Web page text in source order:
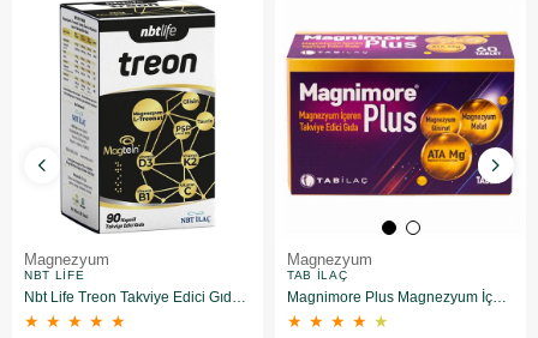
Magnezyum
NBT LIFE
Nbt Life Treon Takviye Edici Gıda 90 Kapsül
★ ★ ★ ★ ★
Magnezyum
TAB İLAÇ
Magnimore Plus Magnezyum İçeren Takviye Edici Gıda 60 Kapsül
★ ★ ★ ★ ★